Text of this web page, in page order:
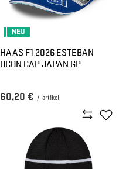
NEU
HAAS F1 2026 ESTEBAN
OCON CAP JAPAN GP
60,20 € / artikel